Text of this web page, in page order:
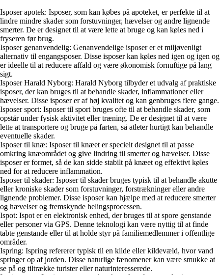
Isposer apotek: Isposer, som kan købes på apoteket, er perfekte til at
lindre mindre skader som forstuvninger, hævelser og andre lignende
smerter. De er designet til at være lette at bruge og kan køles ned i
fryseren før brug.
Isposer genanvendelig: Genanvendelige isposer er et miljøvenligt
alternativ til engangsposer. Disse isposer kan køles ned igen og igen og
er ideelle til at reducere affald og være økonomisk fornuftige på lang
sigt.
Isposer Harald Nyborg: Harald Nyborg tilbyder et udvalg af praktiske
isposer, der kan bruges til at behandle skader, inflammationer eller
hævelser. Disse isposer er af høj kvalitet og kan genbruges flere gange.
Isposer sport: Isposer til sport bruges ofte til at behandle skader, som
opstår under fysisk aktivitet eller træning. De er designet til at være
lette at transportere og bruge på farten, så atleter hurtigt kan behandle
eventuelle skader.
Isposer til knæ: Isposer til knæet er specielt designet til at passe
omkring knæområdet og give lindring til smerter og hævelser. Disse
isposer er formet, så de kan sidde stabilt på knæet og effektivt køles
ned for at reducere inflammation.
Isposer til skader: Isposer til skader bruges typisk til at behandle akutte
eller kroniske skader som forstuvninger, forstrækninger eller andre
lignende problemer. Disse isposer kan hjælpe med at reducere smerter
og hævelser og fremskynde helingsprocessen.
Ispot: Ispot er en elektronisk enhed, der bruges til at spore genstande
eller personer via GPS. Denne teknologi kan være nyttig til at finde
tabte genstande eller til at holde styr på familiemedlemmer i offentlige
områder.
Ispring: Ispring refererer typisk til en kilde eller kildevæld, hvor vand
springer op af jorden. Disse naturlige fænomener kan være smukke at
se på og tiltrække turister eller naturinteresserede.